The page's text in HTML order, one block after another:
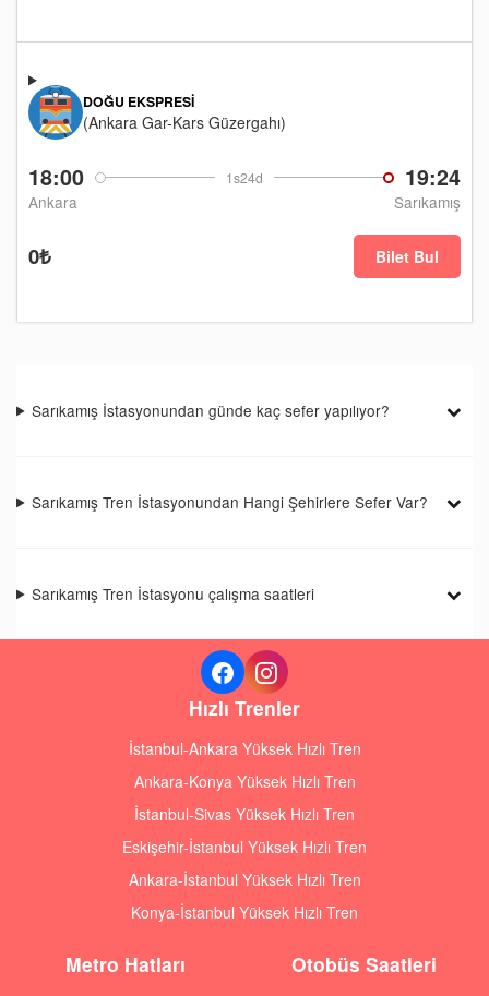
18:00 1s24d 19:24
Ankara Sarıkamış
DOĞU EKSPRESI
(Ankara Gar-Kars Güzergahı)
0₺ Bilet Bul
Sarıkamış İstasyonundan günde kaç sefer yapılıyor?
Sarıkamış Tren İstasyonundan Hangi Şehirlere Sefer Var?
Sarıkamış Tren İstasyonu çalışma saatleri
Hızlı Trenler
İstanbul-Ankara Yüksek Hızlı Tren
Ankara-Konya Yüksek Hızlı Tren
İstanbul-Sivas Yüksek Hızlı Tren
Eskişehir-İstanbul Yüksek Hızlı Tren
Ankara-İstanbul Yüksek Hızlı Tren
Konya-İstanbul Yüksek Hızlı Tren
Metro Hatları Otobüs Saatleri